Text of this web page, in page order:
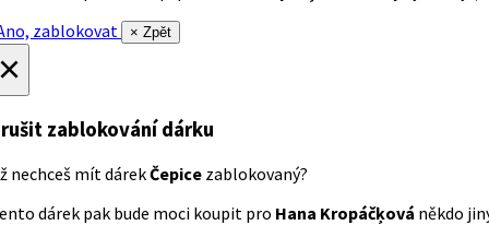
zablokovat
× Zpět
zablokování dárku
nechceš mít dárekČepice zablokovaný?
dárek pak bude moci koupit pro Hana Kropáčķová někdo